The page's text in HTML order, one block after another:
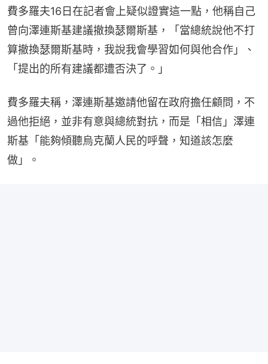
費多羅夫16日在記者會上疑似證實這一點，他稱自己
曾向澤連斯基建議撤換瑟爾斯基，「當總統說他不打
算撤換瑟爾斯基時，我說我會學習如何與他合作」、
「提出的所有建議都遭否決了。」
費多羅夫稱，澤連斯基邀請他留在政府擔任顧問，不
過他拒絕，並非有意與總統對抗，而是「相信」澤連
斯基「能夠傾聽烏克蘭人民的呼聲，知道該怎麼
做」。